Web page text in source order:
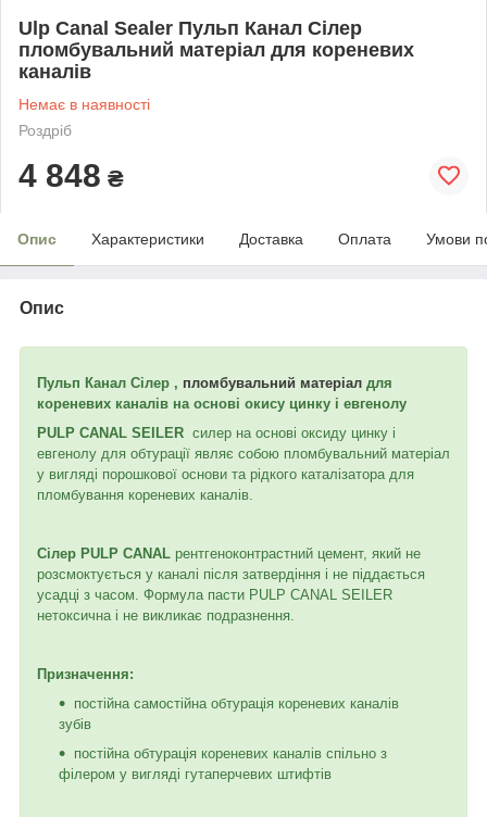
Ulp Canal Sealer Пульп Канал Сілер
пломбувальний матеріал для кореневих
каналів
Немає в наявності
Роздріб
4 848 ₴
Опис Характеристики Доставка Оплата Умови
Опис
Пульп Канал Сілер , пломбувальний матеріал для
кореневих каналів на основі окису цинку і евгенолу
PULP CANAL SEILER силер на основі оксиду цинку і
евгенолу для обтурації являє собою пломбувальний матеріал
у вигляді порошкової основи та рідкого каталізатора для
пломбування кореневих каналів.
Сілер PULP CANAL рентгеноконтрастний цемент, який не
розсмоктується у каналі після затвердіння і не піддається
усадці з часом. Формула пасти PULP CANAL SEILER
нетоксична і не викликає подразнення.
Призначення:
постійна самостійна обтурація кореневих каналів
зубів
постійна обтурація кореневих каналів спільно з
філером у вигляді гутаперчевих штифтів